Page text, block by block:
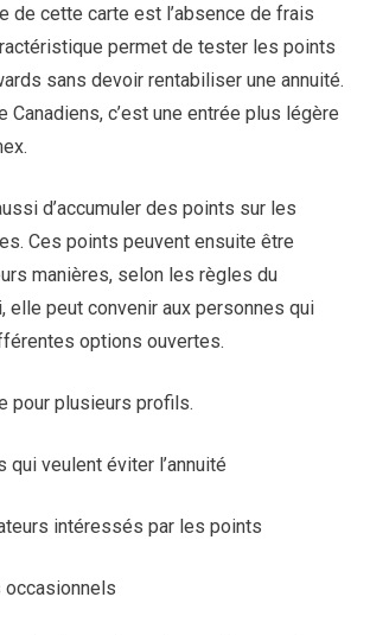
de cette carte est l’absence de frais
permet de tester les points
sans devoir rentabiliser une annuité.
Canadiens, c’est une entrée plus légère
d’accumuler des points sur les
Ces points peuvent ensuite être
manières, selon les règles du
elle peut convenir aux personnes qui
options ouvertes.
pour plusieurs profils.
qui veulent éviter l’annuité
intéressés par les points
occasionnels